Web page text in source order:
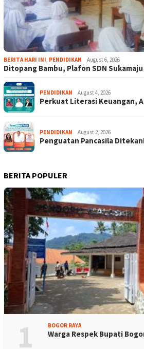
BERITA HARI INI, PENDIDIKAN August 6, 2026
Ditopang Bambu, Plafon SDN
PENDIDIKAN August 4, 2026
Perkuat Literasi Keuangan,
PENDIDIKAN August 2, 2026
Penguatan Pancasila
BERITA POPULER
1 BOGOR RAYA
Warga Respek Bupati